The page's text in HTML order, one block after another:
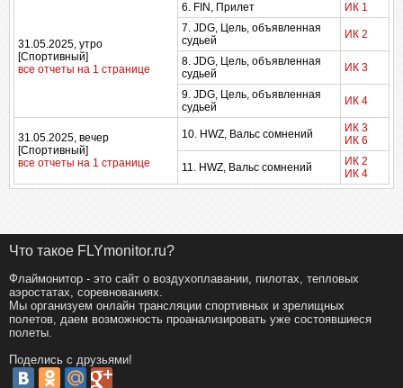
31.05.2025, утро
[Спортивный]
все отчеты на 1 странице
6. FIN, Прилет
ИК 1
7. JDG, Цель, объявленная
судьей
ИК 2
8. JDG, Цель, объявленная
судьей
ИК 3
9. JDG, Цель, объявленная
судьей
ИК 4
31.05.2025, вечер
[Спортивный]
все отчеты на 1 странице
10. HWZ, Вальс сомнений
ИК 3
ИК 6
11. HWZ, Вальс сомнений
ИК 2
ИК 4
Что такое FLYmonitor.ru?
Флаймонитор - это сайт о воздухоплавании, пилотах, тепловых
аэростатах, соревнованиях.
Мы организуем онлайн трансляции спортивных и зрелищных
полетов, даем возможность проанализировать уже состоявшиеся
полеты.
Поделись с друзьями!